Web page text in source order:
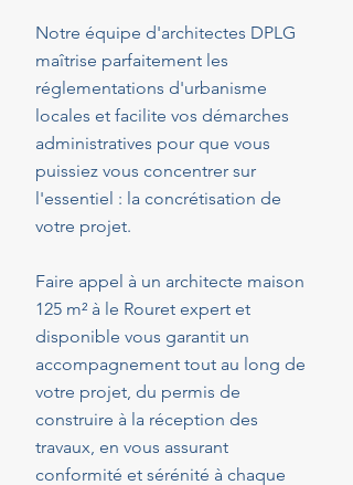
Notre équipe d'architectes DPLG
maîtrise parfaitement les
réglementations d'urbanisme
locales et facilite vos démarches
administratives pour que vous
puissiez vous concentrer sur
l'essentiel : la concrétisation de
votre projet.
Faire appel à un architecte maison
125 m² à le Rouret expert et
disponible vous garantit un
accompagnement tout au long de
votre projet, du permis de
construire à la réception des
travaux, en vous assurant
conformité et sérénité à chaque